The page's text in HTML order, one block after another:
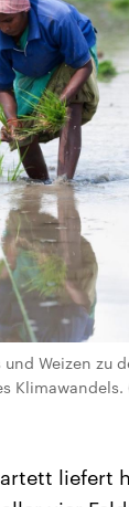
Weizen zu
liefert